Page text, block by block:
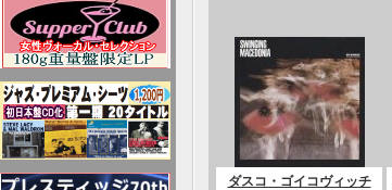
ダスコ・ゴイコヴィッチ